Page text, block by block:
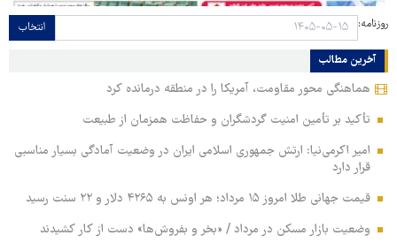
روزنامه: انتخاب
آخرین مطالب
هماهنگی محور مقاومت، آمریکا را در منطقه درمانده کرد
تأکید بر تأمین امنیت گردشگران و حفاظت همزمان از طبیعت
امیر اکرمی‌نیا: ارتش جمهوری اسلامی ایران در وضعیت آمادگی بسیار مناسبی
قرار دارد
قیمت جهانی طلا امروز ۱۵ مرداد؛ هر اونس به ۴۲۶۵ دلار و ۲۲ سنت رسید
وضعیت بازار مسکن در مرداد / «بخر و بفروش‌ها» دست از کار کشیدند